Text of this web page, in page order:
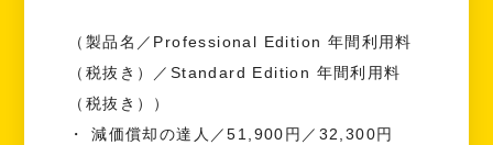
（製品名／Professional Edition 年間利用料
（税抜き）／Standard Edition 年間利用料
（税抜き））
・ 減価償却の達人／51,900円／32,300円